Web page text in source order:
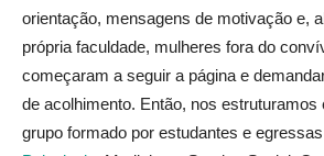
orientação, mensagens de motivação e,
própria faculdade, mulheres fora do
começaram a seguir a página e
de acolhimento. Então, nos estruturamos
grupo formado por estudantes e